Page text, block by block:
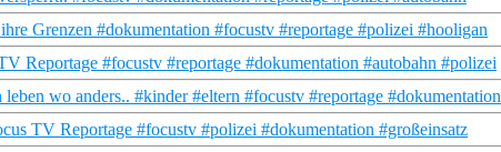
Grenzen #dokumentation #focustv #reportage #polizei #hooligan
Reportage #focustv #reportage #dokumentation #autobahn #polizei
wo anders.. #kinder #eltern #focustv #reportage #dokumentation
TV Reportage #focustv #polizei #dokumentation #großeinsatz